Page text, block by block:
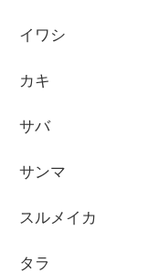
イワシ
カキ
サバ
サンマ
スルメイカ
タラ